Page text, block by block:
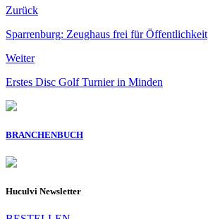
Zurück
Sparrenburg: Zeughaus frei für Öffentlichkeit
Weiter
Erstes Disc Golf Turnier in Minden
BRANCHENBUCH
Huculvi Newsletter